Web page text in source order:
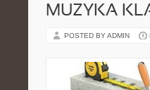
MUZYKA
POSTED BY ADMIN